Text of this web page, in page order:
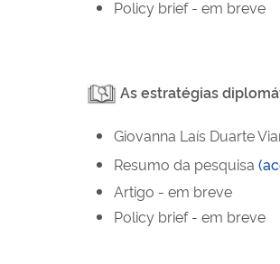
Policy brief - em breve
As estratégias
Giovanna Laís Duarte
Resumo da pesquisa
Artigo - em breve
Policy brief- em breve